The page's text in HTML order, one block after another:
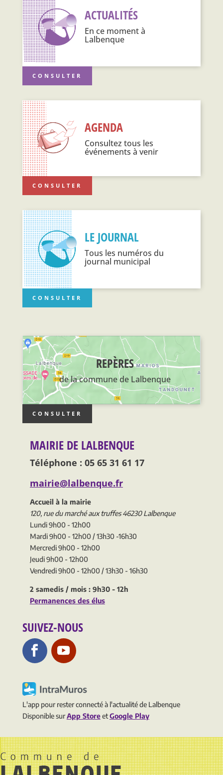
ACTUALITÉS
En ce moment à
Lalbenque
CONSULTER
AGENDA
Consultez tous les
événements à venir
CONSULTER
LE JOURNAL
Tous les numéros du
journal municipal
CONSULTER
REPÈRES
de la commune de Lalbenque
CONSULTER
MAIRIE DE LALBENQUE
Téléphone : 05 65 31 61 17
mairie@lalbenque.fr
Accueil à la mairie
120, rue du marché aux truffes 46230 Lalbenque
Lundi 9h00 - 12h00
Mardi 9h00 - 12h00 / 13h30 -16h30
Mercredi 9h00 - 12h00
Jeudi 9h00 - 12h00
Vendredi 9h00 - 12h00 / 13h30 - 16h30
2 samedis / mois : 9h30 - 12h
Permanences des élus
SUIVEZ-NOUS
L'app pour rester connecté à l'actualité de Lalbenque
Disponible surApp StoreetGoogle Play